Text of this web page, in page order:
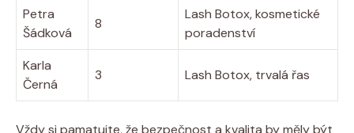
Petra
Šádková
8
Lash Botox, kosmetické
poradenství
Karla
Černá
3 Lash Botox, trvalá řas
Vždy si pamatujte, že bezpečnost a kvalita by měly být